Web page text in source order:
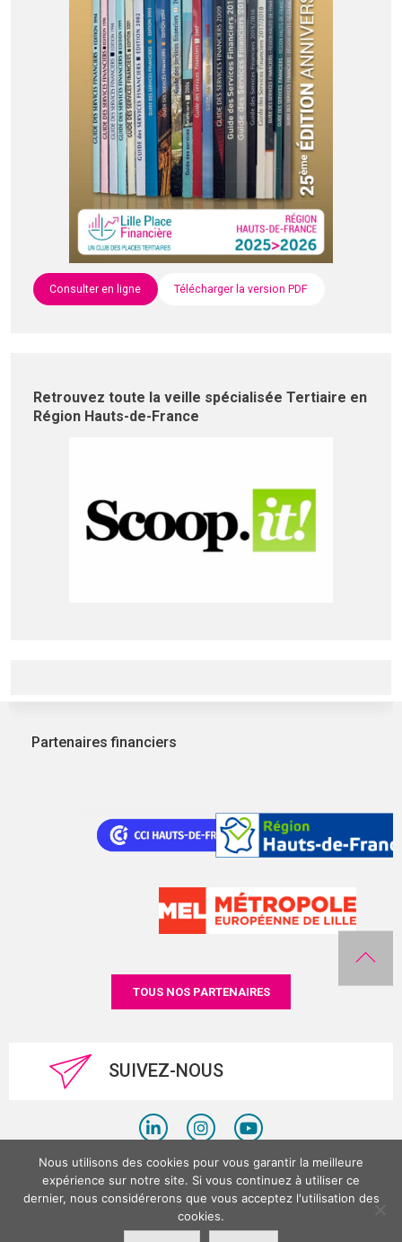
Consulter en ligne Télécharger la version PDF
Retrouvez toute la veille spécialisée Tertiaire en
Région Hauts-de-France
Partenaires financiers
TOUS NOS PARTENAIRES
SUIVEZ-NOUS
Politique de confidentialité
Mentions légales
Nous utilisons des cookies pour vous garantir la meilleure
expérience sur notre site. Si vous continuez à utiliser ce
dernier, nous considérerons que vous acceptez l'utilisation des
cookies.